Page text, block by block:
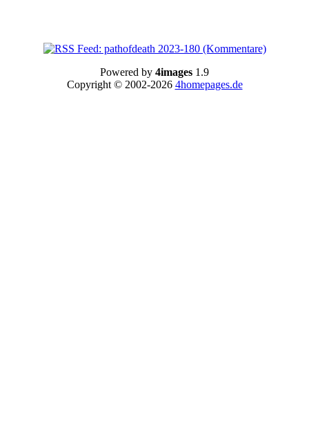
Powered by 4images 1.9
Copyright © 2002-2026 4homepages.de